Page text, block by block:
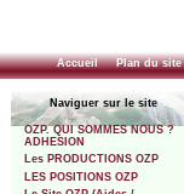
Accueil Plan du site
Naviguer sur le site
OZP. QUI SOMMES NOUS ?
ADHESION
Les PRODUCTIONS OZP
LES POSITIONS OZP